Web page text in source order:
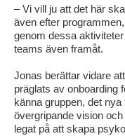
– Vi vill ju att det här
även efter
genom dessa
teams även framåt.
Jonas berättar vidare
präglats av onboarding
känna gruppen, det
övergripande vision
legat på att skapa